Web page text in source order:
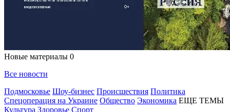
Новые материалы 0
Все новости
Подмосковье Шоу-бизнес Происшествия Политика
Спецоперация на Украине Общество Экономика ЕЩЕ ТЕМЫ
Культура Здоровье Спорт